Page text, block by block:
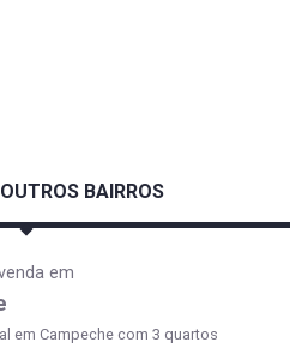
BAIRROS
em
em Campeche com 3 quartos